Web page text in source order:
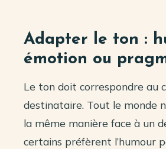
Adapter le ton :
émotion ou
Le ton doit correspondre au
destinataire. Tout le monde
la même manière face à un
certains préfèrent l’humour